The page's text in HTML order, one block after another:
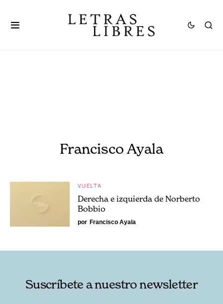
Francisco Ayala
VUELTA
Derecha e izquierda de Norberto
Bobbio
por Francisco Ayala
Suscríbete a nuestro newsletter